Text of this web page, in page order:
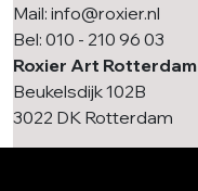
Mail: info@roxier.nl
Bel: 010 - 210 96 03
Roxier Art Rotterdam
Beukelsdijk 102B
3022 DK Rotterdam